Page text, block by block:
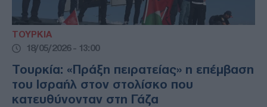
ΤΟΥΡΚΙΑ
18/05/2026 - 13:00
Τουρκία: «Πράξη πειρατείας» η επέμβαση
του Ισραήλ στον στολίσκο που
κατευθύνονταν στη Γάζα